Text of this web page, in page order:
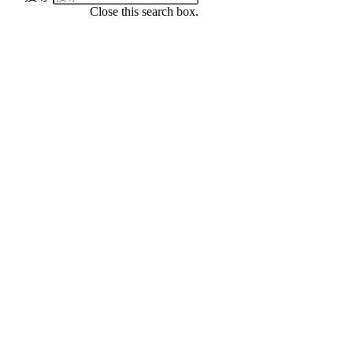
Close this search box.